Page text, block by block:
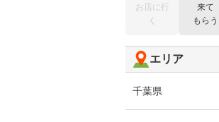
お店に行
く
来て
もらう
エリア
千葉県